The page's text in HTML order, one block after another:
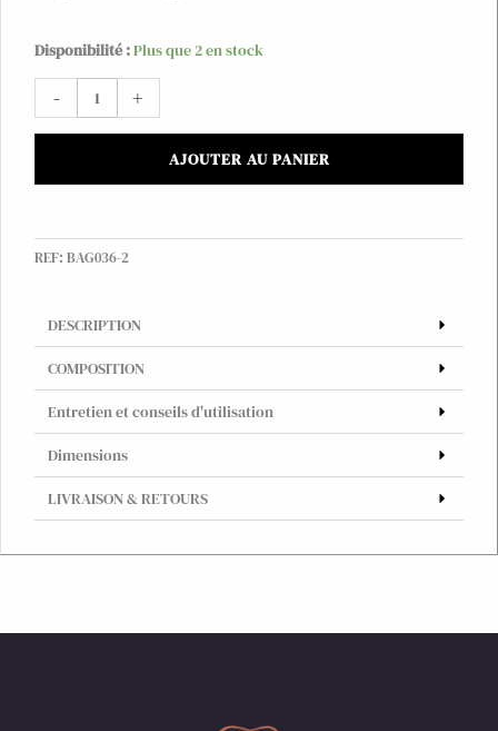
Disponibilité :Plus que 2 en stock
-
quantité
de
Sac
tote
à
rayures
roses
+
AJOUTER AU PANIER
REF: BAG036-2
DESCRIPTION
COMPOSITION
Entretien et conseils d'utilisation
Dimensions
LIVRAISON & RETOURS